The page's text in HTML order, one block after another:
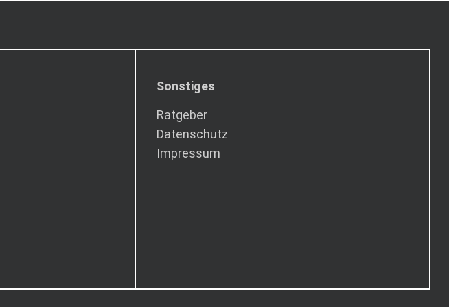
Sonstiges
Ratgeber
Datenschutz
Impressum